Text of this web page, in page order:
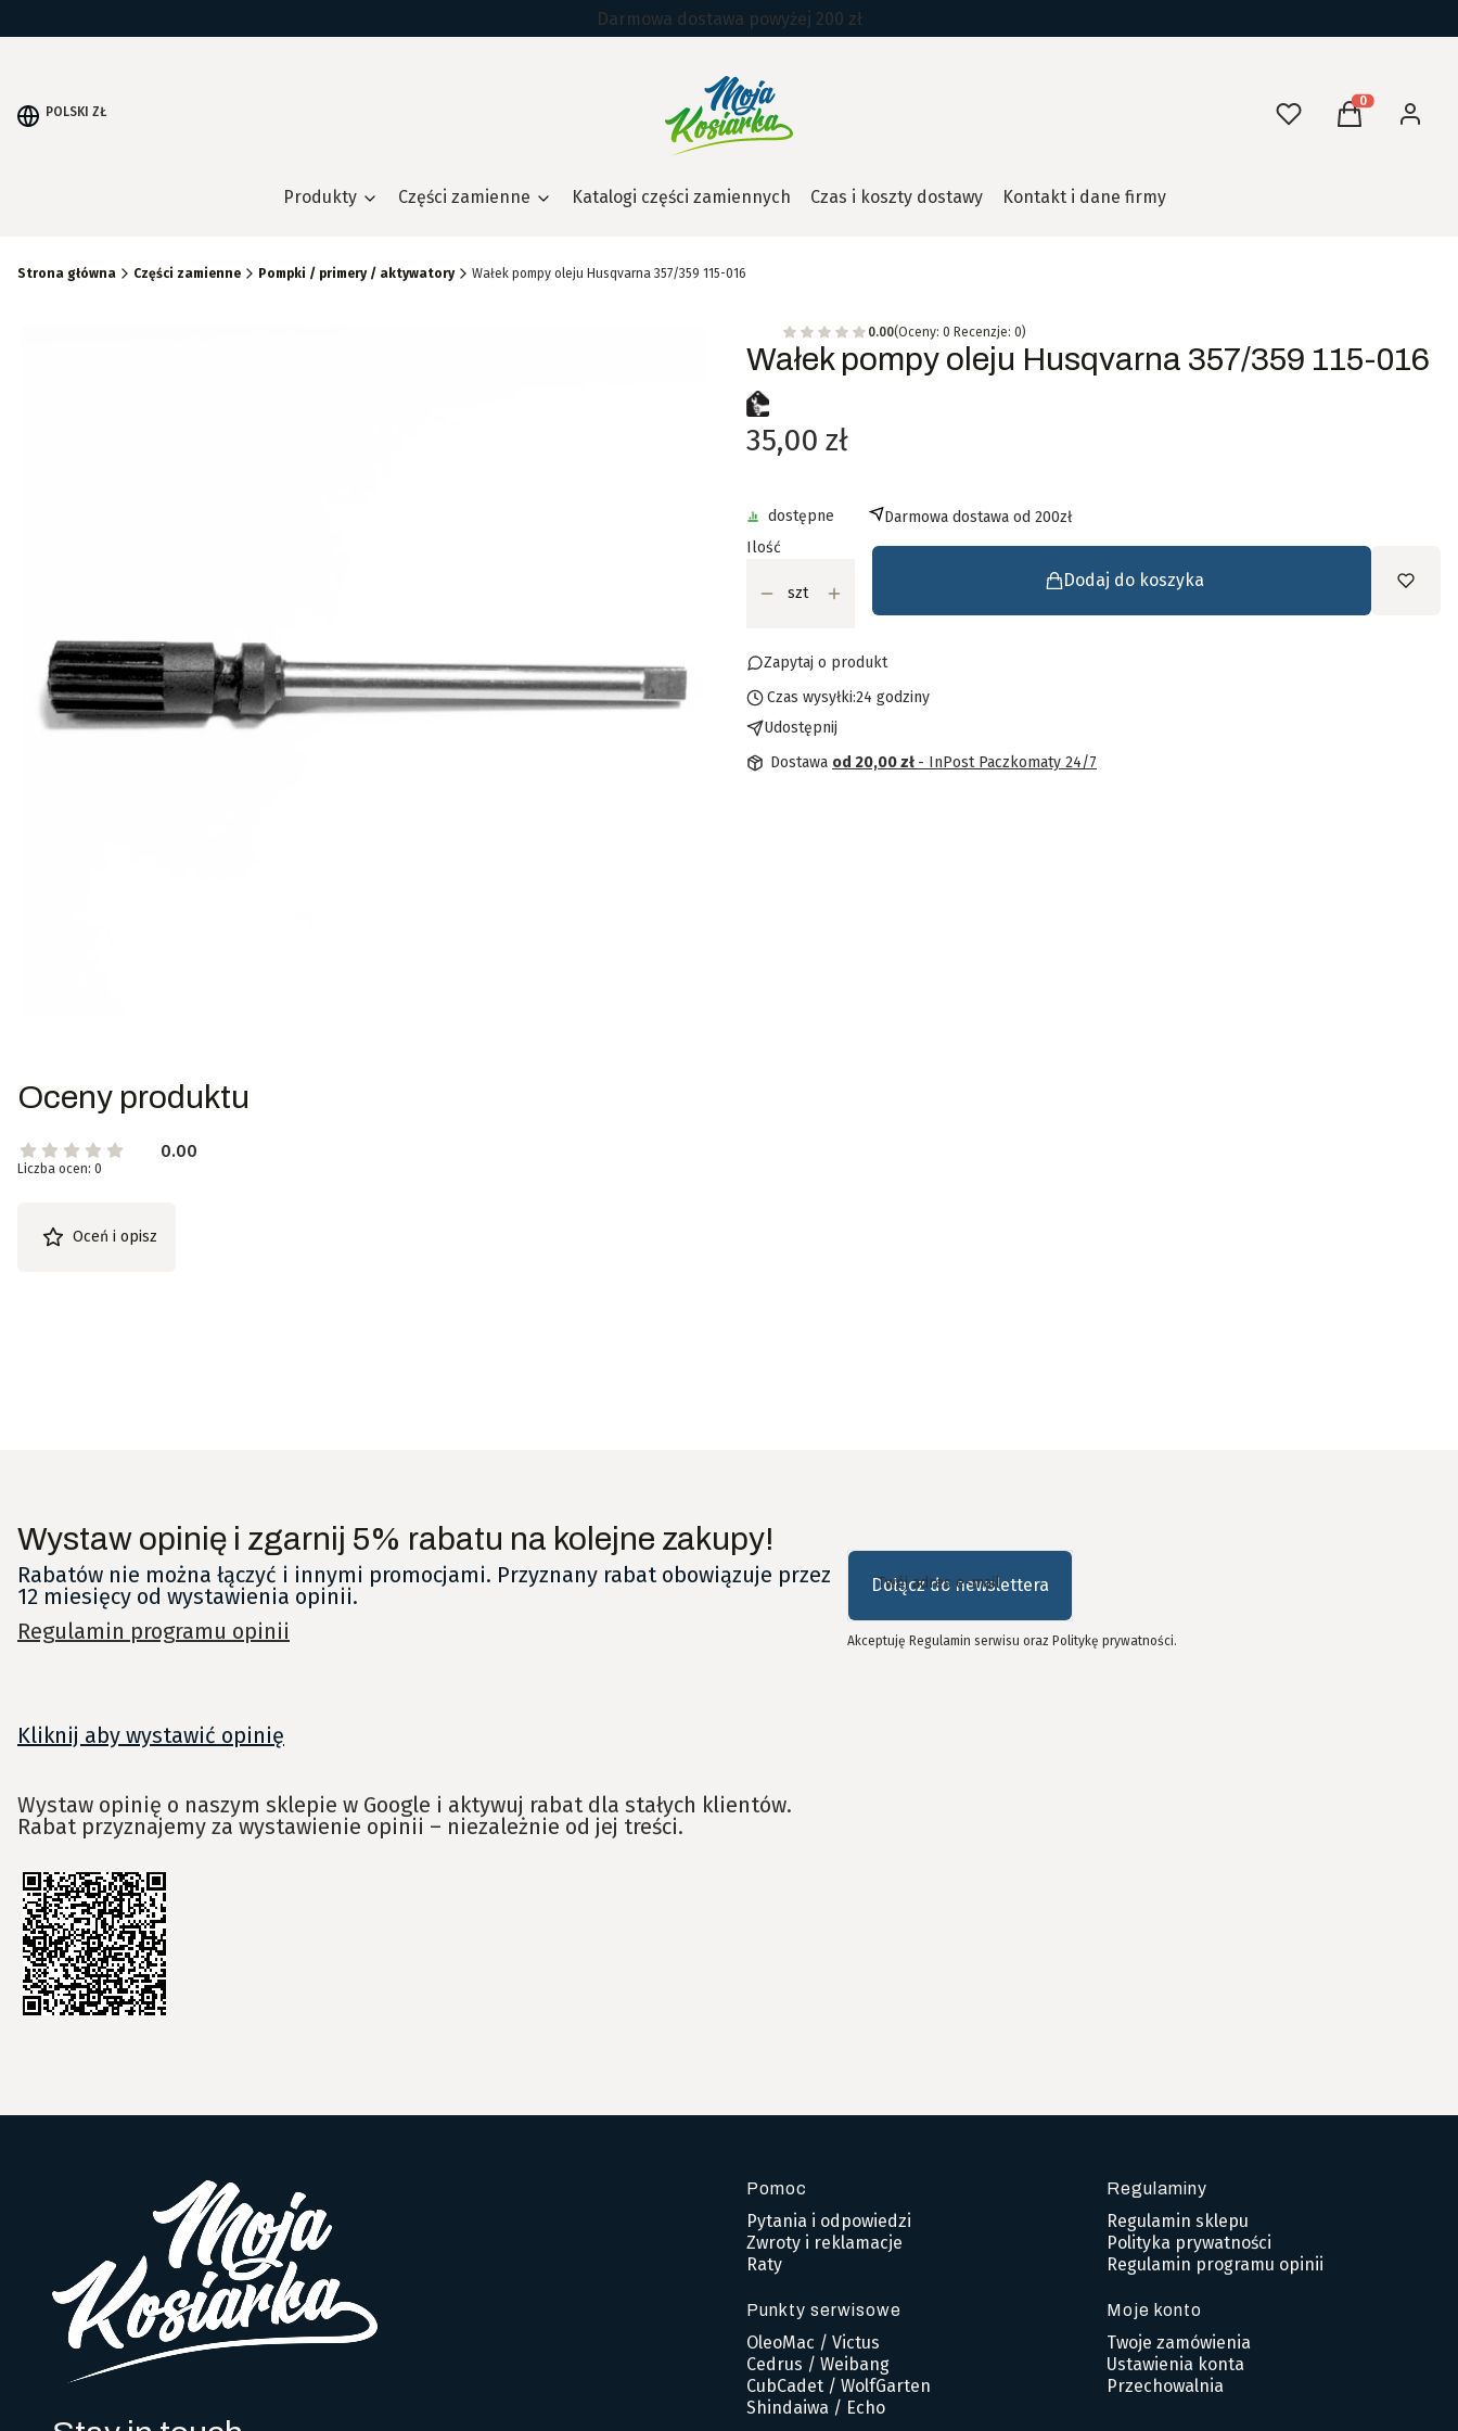
Darmowa dostawa powyżej 200 zł
POLSKI ZŁ UlubioneProdukty w
Koszyk Zaloguj
Produkty Części zamienne Katalogi części zamiennych Czas i koszty dostawy Kontakt i dane firmy
Strona główna Części zamienne Pompki / primery / aktywatory Wałek pompy oleju Husqvarna 357/359 115-016
0.00(Oceny: 0 Recenzje: 0)
Wałek pompy oleju Husqvarna 357/359 115-016
Cena
35,00 zł
dostępne
Darmowa dostawa od 200zł
Ilość
szt
Dodaj do koszyka
Zapytaj o produkt
Czas wysyłki:24 godziny
Udostępnij
Dostawa od 20,00 zł - InPost Paczkomaty 24/7
Oceny produktu
0.00
Liczba ocen: 0
Oceń i opisz
Wystaw opinię i zgarnij 5% rabatu na kolejne zakupy!
Rabatów nie można łączyć i innymi promocjami. Przyznany rabat obowiązuje przez
12 miesięcy od wystawienia opinii.
Regulamin programu opinii
Kliknij aby wystawić opinię
Wystaw opinię o naszym sklepie w Google i aktywuj rabat dla stałych klientów.
Rabat przyznajemy za wystawienie opinii – niezależnie od jej treści.
Twój adres e-mail
Dołącz do newslettera
Akceptuję Regulamin serwisu oraz Politykę prywatności.
Linki w stopce
Pomoc
Pytania i odpowiedzi
Zwroty i reklamacje
Raty
Regulaminy
Regulamin sklepu
Polityka prywatności
Regulamin programu opinii
Punkty serwisowe
OleoMac / Victus
Cedrus / Weibang
CubCadet / WolfGarten
Shindaiwa / Echo
Moje konto
Twoje zamówienia
Ustawienia konta
Przechowalnia